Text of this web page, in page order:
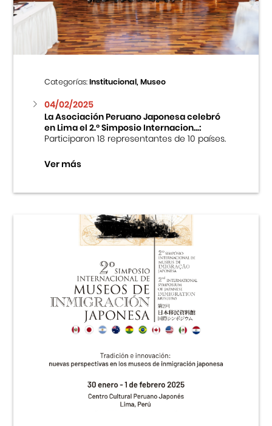
Categorías:Institucional, Museo
04/02/2025
La Asociación Peruano Japonesa celebró
en Lima el 2.º Simposio Internacion...:
Participaron 18 representantes de 10 países.
Ver más